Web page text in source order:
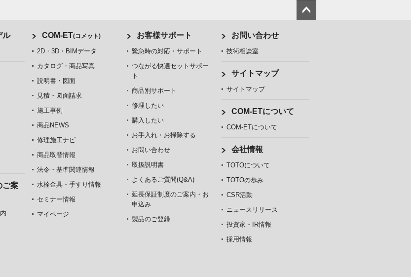
ル
ご案
COM-ET(コメット)
2D・3D・BIMデータ
カタログ・商品写真
説明書・図面
見積・図面請求
施工事例
商品NEWS
修理施工ナビ
商品取替情報
法令・基準関連情報
水栓金具・手すり情報
セミナー情報
マイページ
お客様サポート
緊急時の対応・サポート
つながる快適セットサポー
ト
商品別サポート
修理したい
購入したい
お手入れ・お掃除する
お問い合わせ
取扱説明書
よくあるご質問(Q&A)
延長保証制度のご案内・お
申込み
製品のご登録
お問い合わせ
技術相談室
サイトマップ
サイトマップ
COM-ETについて
COM-ETについて
会社情報
TOTOについて
TOTOの歩み
CSR活動
ニュースリリース
投資家・IR情報
採用情報